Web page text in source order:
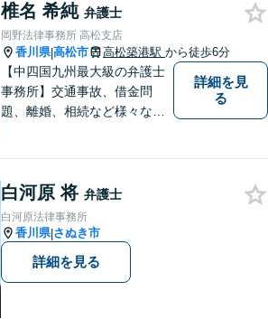
に取り組んでいます。相談・
依頼しやすい環境づくりを徹
底しています！【ZOOM面談
対応可】
椎名 希純 弁護士
岡野法律事務所 高松支店
香川県|高松市 高松築港駅 から徒歩6分
【中四国九州最大級の弁護士
事務所】交通事故、借金問
題、離婚、相続など様々な問
い！
詳細を見
る
白河原 将 弁護士
白河原法律事務所
香川県|さぬき市
詳細を見る